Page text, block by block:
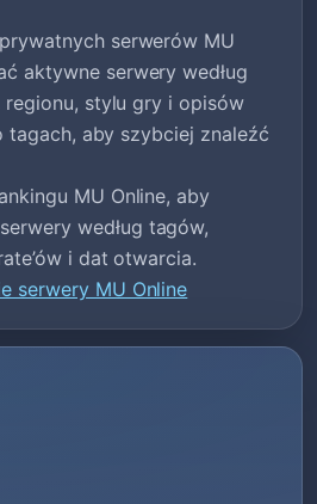
serwerów MU
aktywne serwery według
regionu, stylu gry i opisów
tagach, aby szybciej znaleźć
MU Online, aby
według tagów,
i dat otwarcia.
serwery MU Online